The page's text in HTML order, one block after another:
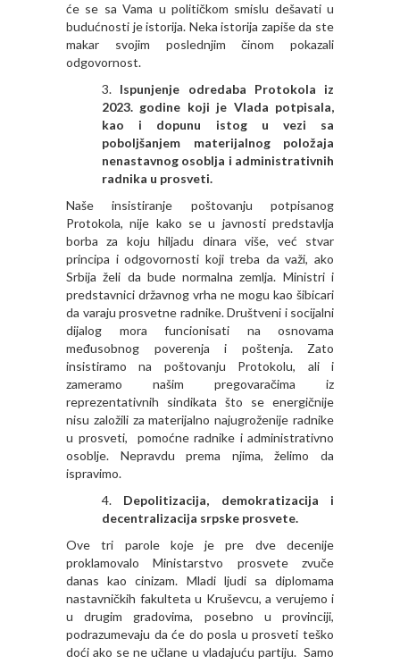
će se sa Vama u političkom smislu dešavati u
budućnosti je istorija. Neka istorija zapiše da ste
makar svojim poslednjim činom pokazali
odgovornost.
Ispunjenje odredaba Protokola iz
2023. godine koji je Vlada potpisala,
kao i dopunu istog u vezi sa
poboljšanjem materijalnog položaja
nenastavnog osoblja i administrativnih
radnika u prosveti.
Naše insistiranje poštovanju potpisanog
Protokola, nije kako se u javnosti predstavlja
borba za koju hiljadu dinara više, već stvar
principa i odgovornosti koji treba da važi, ako
Srbija želi da bude normalna zemlja. Ministri i
predstavnici državnog vrha ne mogu kao šibicari
da varaju prosvetne radnike. Društveni i socijalni
dijalog mora funcionisati na osnovama
međusobnog poverenja i poštenja. Zato
insistiramo na poštovanju Protokolu, ali i
zameramo našim pregovaračima iz
reprezentativnih sindikata što se energičnije
nisu založili za materijalno najugroženije radnike
u prosveti, pomoćne radnike i administrativno
osoblje. Nepravdu prema njima, želimo da
ispravimo.
Depolitizacija, demokratizacija i
decentralizacija srpske prosvete.
Ove tri parole koje je pre dve decenije
proklamovalo Ministarstvo prosvete zvuče
danas kao cinizam. Mladi ljudi sa diplomama
nastavničkih fakulteta u Kruševcu, a verujemo i
u drugim gradovima, posebno u provinciji,
podrazumevaju da će do posla u prosveti teško
doći ako se ne učlane u vladajuću partiju. Samo